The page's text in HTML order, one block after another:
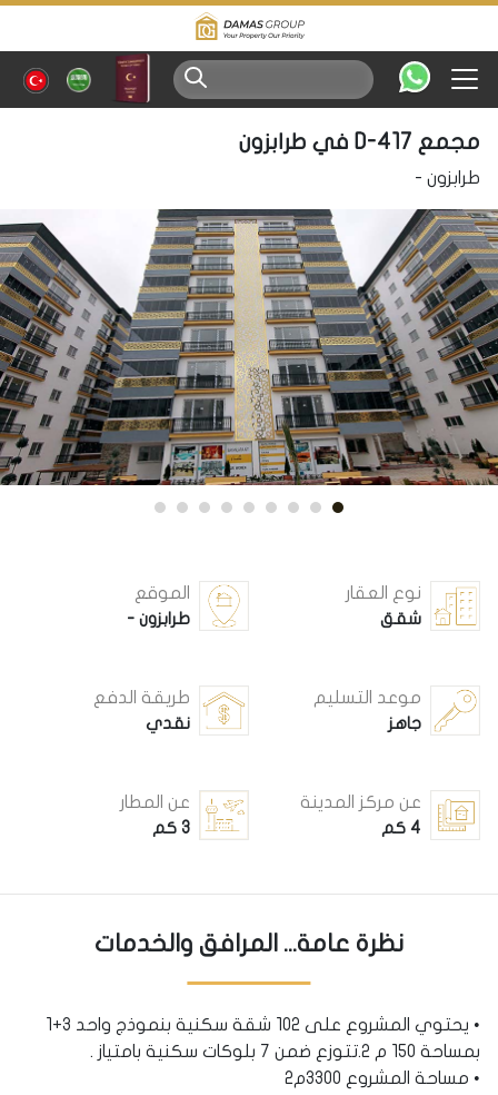
مجمع D-417 في طرابزون
طرابزون -
نوع العقار
شقق
الموقع
طرابزون -
موعد التسليم
جاهز
طريقة الدفع
نقدي
عن مركز المدينة
4 كم
عن المطار
3 كم
نظرة عامة... المرافق والخدمات
• يحتوي المشروع على 102 شقة سكنية بنموذج واحد 3+1
بمساحة 150 م 2.تتوزع ضمن 7 بلوكات سكنية بامتياز .
• مساحة المشروع 3300م2